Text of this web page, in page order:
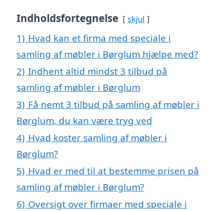
Indholdsfortegnelse skjul
1) Hvad kan et firma med speciale i
samling af møbler i Børglum hjælpe med?
2) Indhent altid mindst 3 tilbud på
samling af møbler i Børglum
3) Få nemt 3 tilbud på samling af møbler i
Børglum, du kan være tryg ved
4) Hvad koster samling af møbler i
Børglum?
5) Hvad er med til at bestemme prisen på
samling af møbler i Børglum?
6) Oversigt over firmaer med speciale i